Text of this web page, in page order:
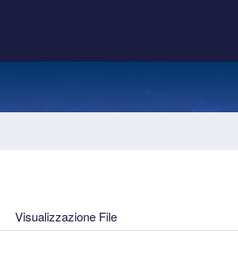
Visualizzazione File